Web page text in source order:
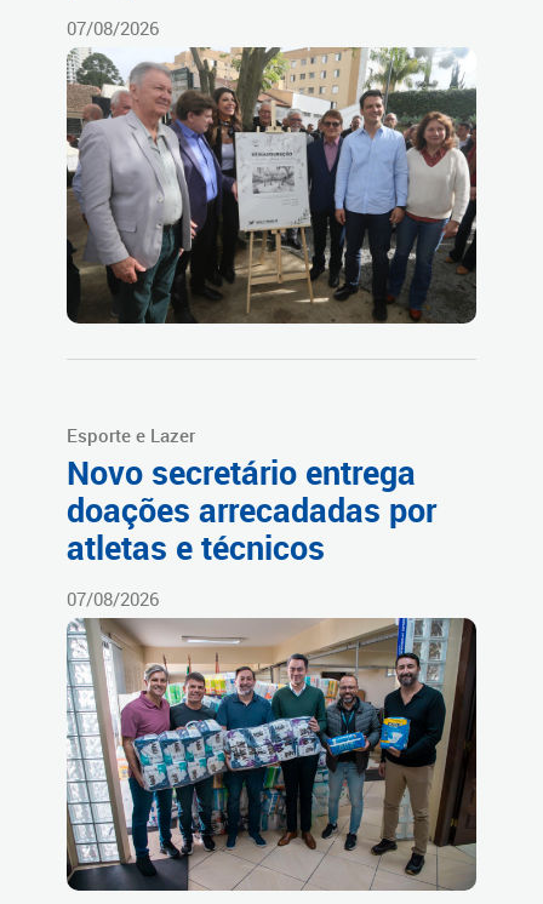
07/08/2026
Esporte e Lazer
Novo secretário entrega
doações arrecadadas por
atletas e técnicos
07/08/2026